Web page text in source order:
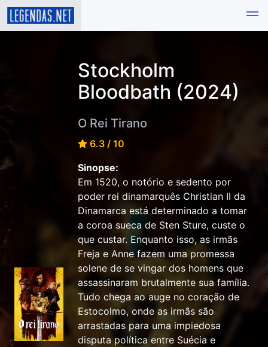
Stockholm
Bloodbath (2024)
O Rei Tirano
6.3 / 10
Sinopse:
Em 1520, o notório e sedento por
poder rei dinamarquês Christian II da
Dinamarca está determinado a tomar
a coroa sueca de Sten Sture, custe o
que custar. Enquanto isso, as irmãs
Freja e Anne fazem uma promessa
solene de se vingar dos homens que
assassinaram brutalmente sua família.
Tudo chega ao auge no coração de
Estocolmo, onde as irmãs são
arrastadas para uma impiedosa
disputa política entre Suécia e